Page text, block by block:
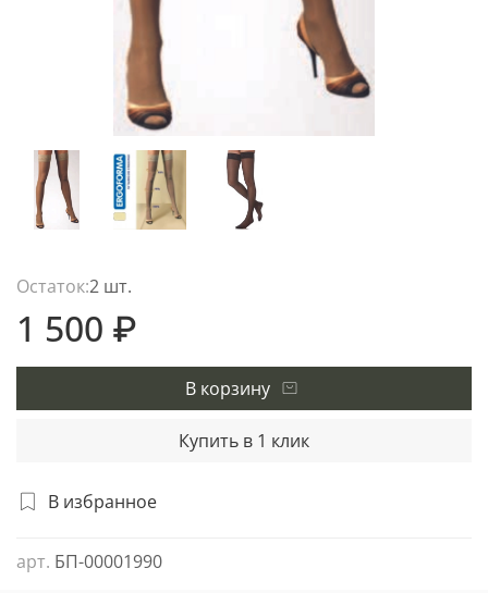
В избранное
арт. БП-00001990
Остаток:2 шт.
1 500 ₽
В корзину
Купить в 1 клик